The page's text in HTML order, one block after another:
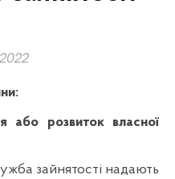
або розвиток власної
зайнятості надають